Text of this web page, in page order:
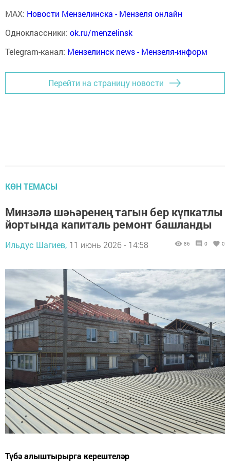
MAX: Новости Мензелинска - Мензеля онлайн
Одноклассники: ok.ru/menzelinsk
Telegram-канал: Мензелинск news - Мензеля-информ
Перейти на страницу новости
КӨН ТЕМАСЫ
Минзәлә шәһәренең тагын бер күпкатлы
йортында капиталь ремонт башланды
Ильдус Шагиев, 11 июнь 2026 - 14:58 86 0 0
Түбә алыштырырга керештеләр